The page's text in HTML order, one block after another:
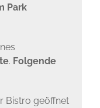
Park
. Folgende
Bistro geöffnet